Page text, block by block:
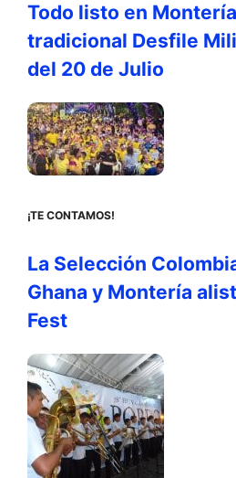
Todo listo en
tradicional Desfile
del 20 de Julio
¡TE CONTAMOS!
La Selección
Ghana y Montería
Fest